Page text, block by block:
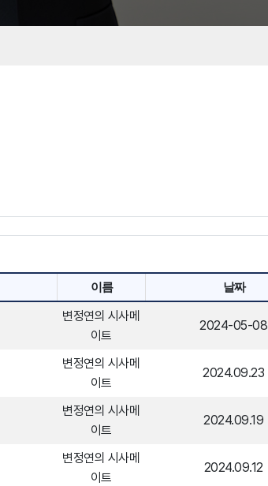
이름 날짜
변정연의 시사메
이트
2024-05-08
변정연의 시사메
이트
2024.09.23
변정연의 시사메
이트
2024.09.19
변정연의 시사메
이트
2024.09.12